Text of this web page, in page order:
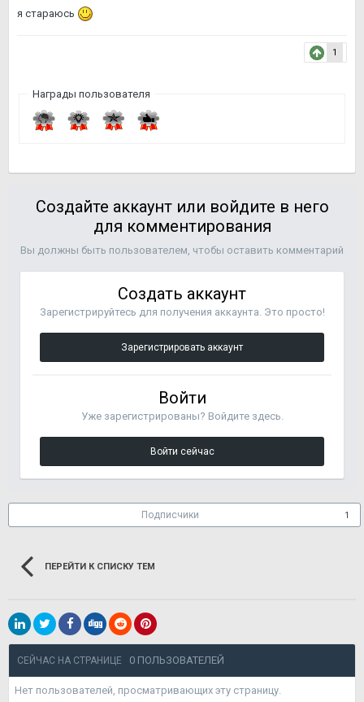
я стараюсь
1
Награды пользователя
Создайте аккаунт или войдите в него
для комментирования
Вы должны быть пользователем, чтобы оставить комментарий
Создать аккаунт
Зарегистрируйтесь для получения аккаунта. Это просто!
Зарегистрировать аккаунт
Войти
Уже зарегистрированы? Войдите здесь.
Войти сейчас
Подписчики 1
ПЕРЕЙТИ К СПИСКУ ТЕМ
СЕЙЧАС НА СТРАНИЦЕ 0 ПОЛЬЗОВАТЕЛЕЙ
Нет пользователей, просматривающих эту страницу.